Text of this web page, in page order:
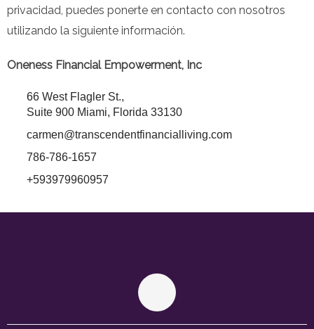
privacidad, puedes ponerte en contacto con nosotros
utilizando la siguiente información.
Oneness Financial Empowerment, Inc
66 West Flagler St.,
Suite 900 Miami, Florida 33130
carmen@transcendentfinancialliving.com
786-786-1657
+593979960957